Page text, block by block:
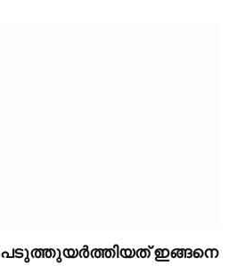
പടുത്തുയർത്തിയത് ഇങ്ങനെ